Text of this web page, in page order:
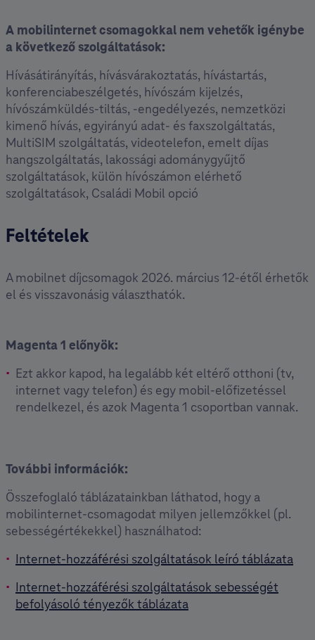
A mobilinternet csomagokkal nem vehetők igénybe
a következő szolgáltatások:
Hívásátirányítás, hívásvárakoztatás, hívástartás,
konferenciabeszélgetés, hívószám kijelzés,
hívószámküldés-tiltás, -engedélyezés, nemzetközi
kimenő hívás, egyirányú adat- és faxszolgáltatás,
MultiSIM szolgáltatás, videotelefon, emelt díjas
hangszolgáltatás, lakossági adománygyűjtő
szolgáltatások, külön hívószámon elérhető
szolgáltatások, Családi Mobil opció
Feltételek
A mobilnet díjcsomagok 2026. március 12-étől érhetők
el és visszavonásig választhatók.
Magenta 1 előnyök:
Ezt akkor kapod, ha legalább két eltérő otthoni (tv,
internet vagy telefon) és egy mobil-előfizetéssel
rendelkezel, és azok Magenta 1 csoportban vannak.
További információk:
Összefoglaló táblázatainkban láthatod, hogy a
mobilinternet-csomagodat milyen jellemzőkkel (pl.
sebességértékekkel) használhatod:
Internet-hozzáférési szolgáltatások leíró táblázata
Internet-hozzáférési szolgáltatások sebességét
befolyásoló tényezők táblázata